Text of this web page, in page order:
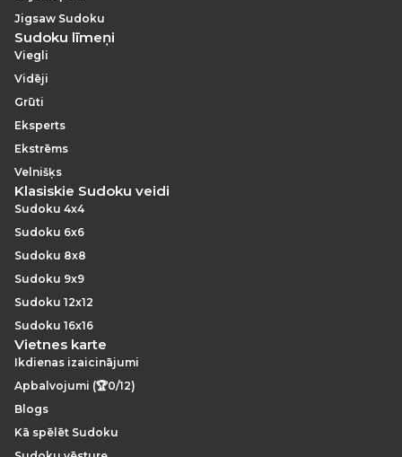
Jigsaw Sudoku
Sudoku līmeņi
Viegli
Vidēji
Grūti
Eksperts
Ekstrēms
Velnišķs
Klasiskie Sudoku veidi
Sudoku 4x4
Sudoku 6x6
Sudoku 8x8
Sudoku 9x9
Sudoku 12x12
Sudoku 16x16
Vietnes karte
Ikdienas izaicinājumi
Apbalvojumi (🏆0/12)
Blogs
Kā spēlēt Sudoku